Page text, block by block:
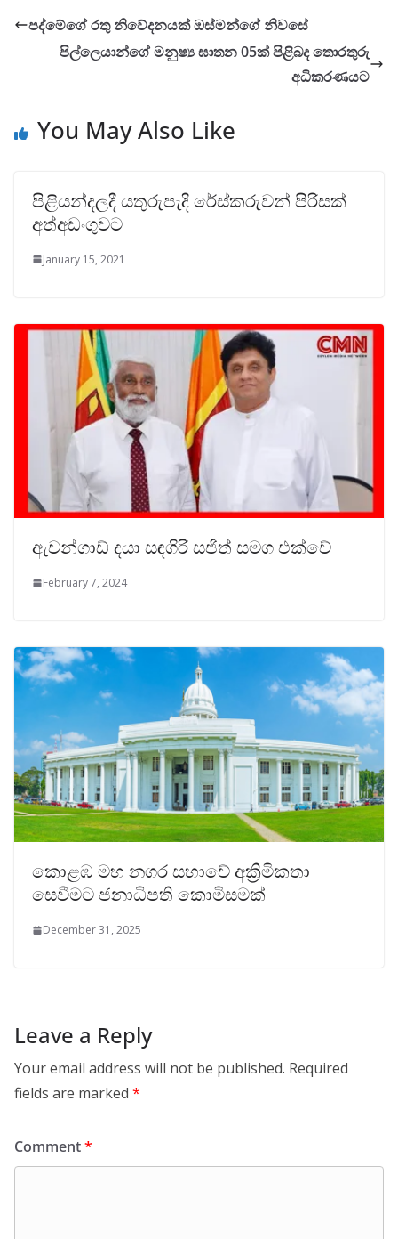
පද්මේගේ රතු නිවේ­ද­න­යක් ඔස්මන්ගේ නිවසේ
පිල්ලෙයාන්ගේ මනුෂ්‍ය ඝාතන 05ක් පිළිබද තොරතුරු
අධිකරණයට
You May Also Like
පිළියන්දලදී යතුරුපැදි රේස්කරුවන් පිරිසක්
අත්අඩංගුවට
January 15, 2021
ඇවන්ගාඩ් දයා සඳගිරි සජිත් සමග එක්වේ
February 7, 2024
කොළඹ මහ නගර සභාවේ අක්‍රිමිකතා
සෙවීමට ජනාධිපති කොමිසමක්
December 31, 2025
Leave a Reply
Your email address will not be published. Required
fields are marked *
Comment*